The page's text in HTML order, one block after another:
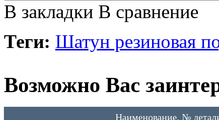
В закладки В сравнение
Теги: Шатун резиновая
Возможно Вас
Наименование, №